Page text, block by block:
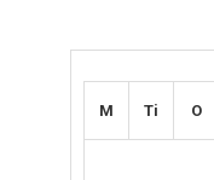
M Ti O